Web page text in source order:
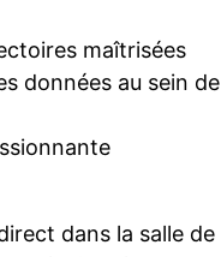
maîtrisées
données au sein de
dans la salle de